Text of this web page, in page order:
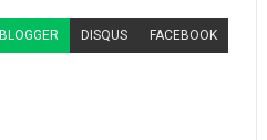
BLOGGER DISQUS FACEBOOK